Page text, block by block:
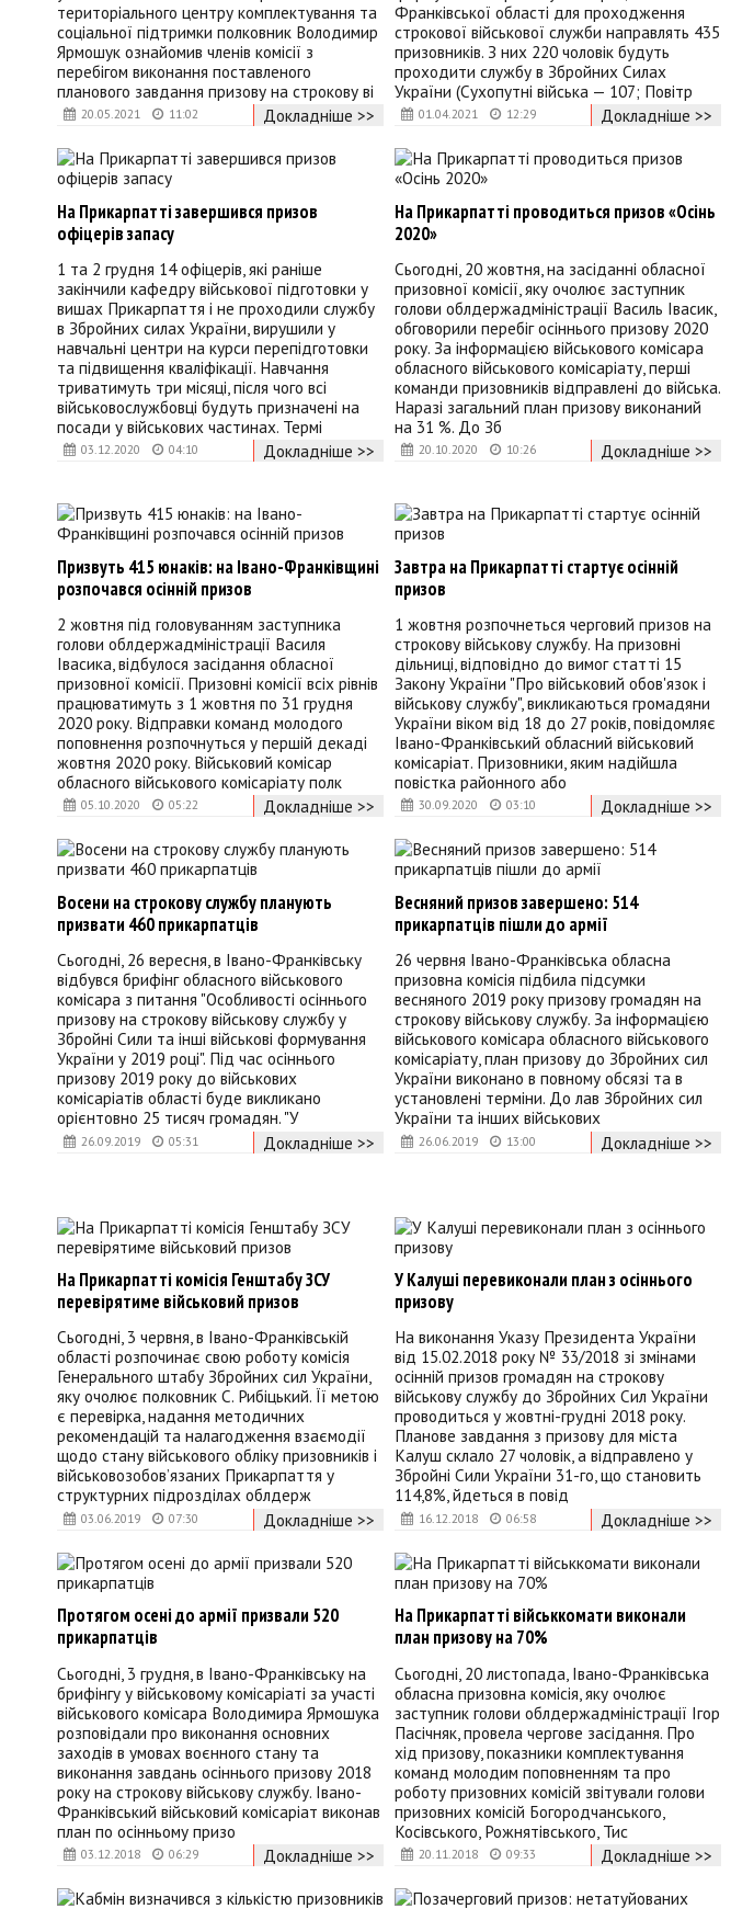
20.05.2021 11:02
територіального центру комплектування та
соціальної підтримки полковник Володимир
Ярмошук ознайомив членів комісії з
перебігом виконання поставленого
планового завдання призову на строкову ві
Докладніше >>
01.04.2021 12:29
Франківської області для проходження
строкової військової служби направлять 435
призовників. З них 220 чоловік будуть
проходити службу в Збройних Силах
України (Сухопутні війська — 107; Повітр
Докладніше >>
03.12.2020 04:10
На Прикарпатті завершився призов
офіцерів запасу
1 та 2 грудня 14 офіцерів, які раніше
закінчили кафедру військової підготовки у
вишах Прикарпаття і не проходили службу
в Збройних силах України, вирушили у
навчальні центри на курси перепідготовки
та підвищення кваліфікації. Навчання
триватимуть три місяці, після чого всі
військовослужбовці будуть призначені на
посади у військових частинах. Термі
Докладніше >>
20.10.2020 10:26
На Прикарпатті проводиться призов «Осінь
2020»
Сьогодні, 20 жовтня, на засіданні обласної
призовної комісії, яку очолює заступник
голови облдержадміністрації Василь Івасик,
обговорили перебіг осіннього призову 2020
року. За інформацією військового комісара
обласного військового комісаріату, перші
команди призовників відправлені до війська.
Наразі загальний план призову виконаний
на 31 %. До Зб
Докладніше >>
05.10.2020 05:22
Призвуть 415 юнаків: на Івано-Франківщині
розпочався осінній призов
2 жовтня під головуванням заступника
голови облдержадміністрації Василя
Івасика, відбулося засідання обласної
призовної комісії. Призовні комісії всіх рівнів
працюватимуть з 1 жовтня по 31 грудня
2020 року. Відправки команд молодого
поповнення розпочнуться у першій декаді
жовтня 2020 року. Військовий комісар
обласного військового комісаріату полк
Докладніше >>
30.09.2020 03:10
Завтра на Прикарпатті стартує осінній
призов
1 жовтня розпочнеться черговий призов на
строкову військову службу. На призовні
дільниці, відповідно до вимог статті 15
Закону України "Про військовий обов'язок і
військову службу", викликаються громадяни
України віком від 18 до 27 років, повідомляє
Івано-Франківський обласний військовий
комісаріат. Призовники, яким надійшла
повістка районного або
Докладніше >>
26.09.2019 05:31
Восени на строкову службу планують
призвати 460 прикарпатців
Сьогодні, 26 вересня, в Івано-Франківську
відбувся брифінг обласного військового
комісара з питання "Особливості осіннього
призову на строкову військову службу у
Збройні Сили та інші військові формування
України у 2019 році". Під час осіннього
призову 2019 року до військових
комісаріатів області буде викликано
орієнтовно 25 тисяч громадян. "У
Докладніше >>
26.06.2019 13:00
Весняний призов завершено: 514
прикарпатців пішли до армії
26 червня Івано-Франківська обласна
призовна комісія підбила підсумки
весняного 2019 року призову громадян на
строкову військову службу. За інформацією
військового комісара обласного військового
комісаріату, план призову до Збройних сил
України виконано в повному обсязі та в
установлені терміни. До лав Збройних cил
України та інших військових
Докладніше >>
03.06.2019 07:30
На Прикарпатті комісія Генштабу ЗСУ
перевірятиме військовий призов
Сьогодні, 3 червня, в Івано-Франківській
області розпочинає свою роботу комісія
Генерального штабу Збройних сил України,
яку очолює полковник С. Рибіцький. Її метою
є перевірка, надання методичних
рекомендацій та налагодження взаємодії
щодо стану військового обліку призовників і
військовозобов’язаних Прикарпаття у
структурних підрозділах облдерж
Докладніше >>
16.12.2018 06:58
У Калуші перевиконали план з осіннього
призову
На виконання Указу Президента України
від 15.02.2018 року № 33/2018 зі змінами
осінній призов громадян на строкову
військову службу до Збройних Сил України
проводиться у жовтні-грудні 2018 року.
Планове завдання з призову для міста
Калуш склало 27 чоловік, а відправлено у
Збройні Сили України 31-го, що становить
114,8%, йдеться в повід
Докладніше >>
03.12.2018 06:29
Протягом осені до армії призвали 520
прикарпатців
Сьогодні, 3 грудня, в Івано-Франківську на
брифінгу у військовому комісаріаті за участі
військового комісара Володимира Ярмошука
розповідали про виконання основних
заходів в умовах воєнного стану та
виконання завдань осіннього призову 2018
року на строкову військову службу. Івано-
Франківський військовий комісаріат виконав
план по осінньому призо
Докладніше >>
20.11.2018 09:33
На Прикарпатті військкомати виконали
план призову на 70%
Сьогодні, 20 листопада, Івано-Франківська
обласна призовна комісія, яку очолює
заступник голови облдержадміністрації Ігор
Пасічняк, провела чергове засідання. Про
хід призову, показники комплектування
команд молодим поповненням та про
роботу призовних комісій звітували голови
призовних комісій Богородчанського,
Косівського, Рожнятівського, Тис
Докладніше >>